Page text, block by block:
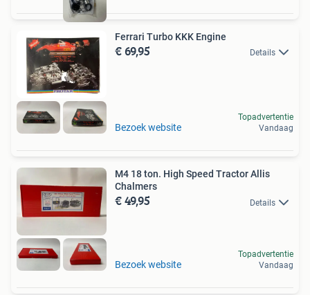
Ferrari Turbo KKK Engine
€ 69,95 Details
Bezoek website
Topadvertentie
Vandaag
M4 18 ton. High Speed Tractor Allis
Chalmers
€ 49,95 Details
Bezoek website
Topadvertentie
Vandaag